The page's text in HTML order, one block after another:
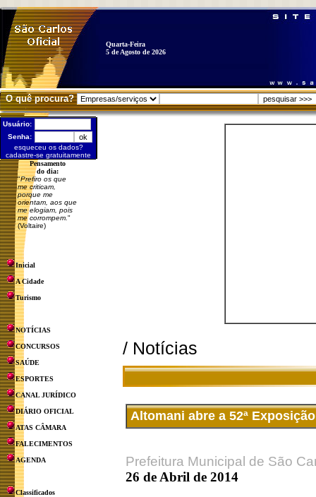
Quarta-Feira
5 de Agosto de 2026
O quê procura?
Usuário:
Senha:
esqueceu os dados?
cadastre-se gratuitamente
Pensamento
do dia:
"Prefiro os que
me criticam,
porque me
orientam, aos que
me elogiam, pois
me corrompem. "
(Voltaire)
Inicial
A Cidade
Turismo
NOTÍCIAS
CONCURSOS
SAÚDE
ESPORTES
CANAL JURÍDICO
DIÁRIO OFICIAL
ATAS CÂMARA
FALECIMENTOS
AGENDA
Classificados
/ Notícias
Altomani abre a 52ª
Prefeitura Municipal de São
26 de Abril de 2014